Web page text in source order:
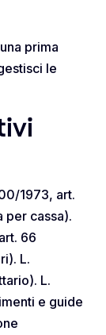
prima
le
1973, art.
per cassa).
66
L.
L.
e guide